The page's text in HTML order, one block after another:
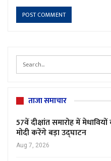
ताजा समाचार
57वें दीक्षांत समारोह में
मोदी करेंगे बड़ा उद्घाटन
Aug 7, 2026